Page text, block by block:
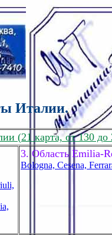
Италии.
(21 карта, от 130 до
3. Область Emilia-
Bologna, Cesena,